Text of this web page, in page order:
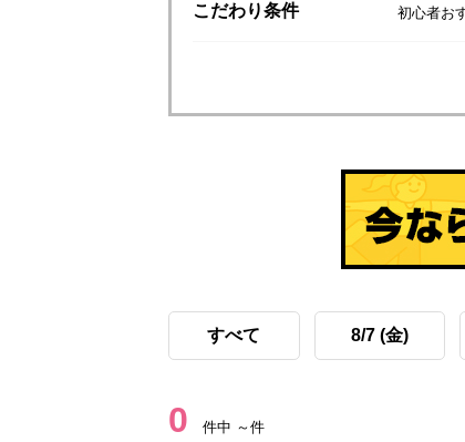
こだわり条件 初心者お
すべて 8/7 (金)
0 件中 ～件